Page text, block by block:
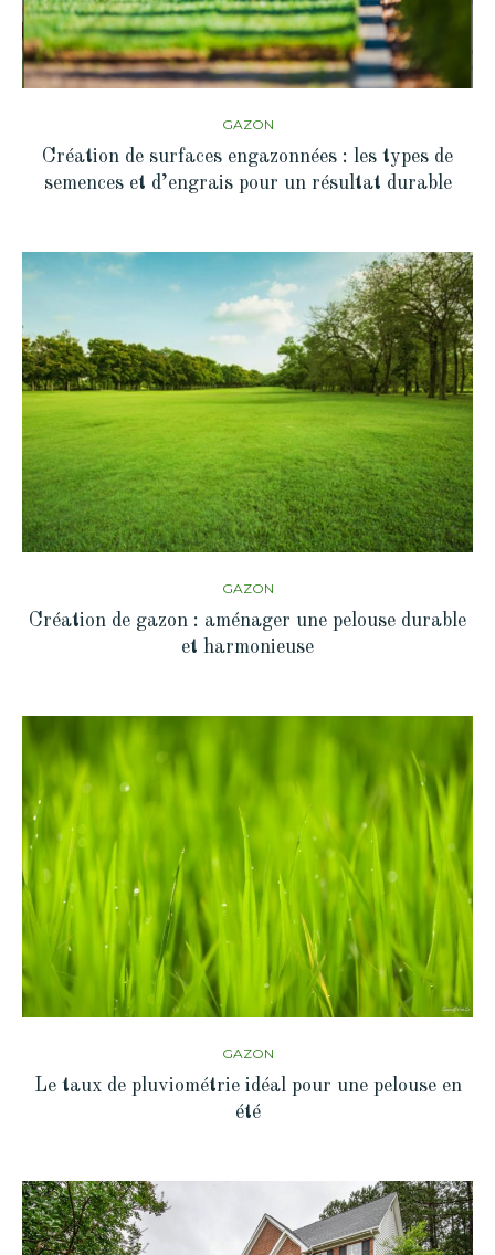
GAZON
Création de surfaces engazonnées : les types de
semences et d’engrais pour un résultat durable
GAZON
Création de gazon : aménager une pelouse durable
et harmonieuse
GAZON
Le taux de pluviométrie idéal pour une pelouse en
été